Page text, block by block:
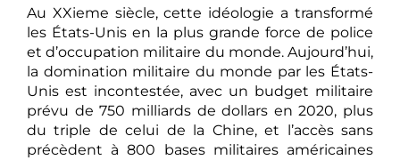
Au XXieme siècle, cette idéologie a transformé
les États-Unis en la plus grande force de police
et d’occupation militaire du monde. Aujourd’hui,
la domination militaire du monde par les États-
Unis est incontestée, avec un budget militaire
prévu de 750 milliards de dollars en 2020, plus
du triple de celui de la Chine, et l’accès sans
précèdent à 800 bases militaires américaines